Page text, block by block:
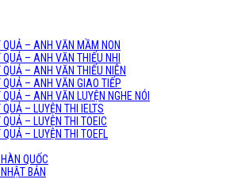
– ANH VĂN MẦM NON
– ANH VĂN THIẾU NHI
– ANH VĂN THIẾU NIÊN
– ANH VĂN GIAO TIẾP
– ANH VĂN LUYỆN NGHE NÓI
– LUYỆN THI IELTS
– LUYỆN THI TOEIC
– LUYỆN THI TOEFL
QUỐC
BẢN